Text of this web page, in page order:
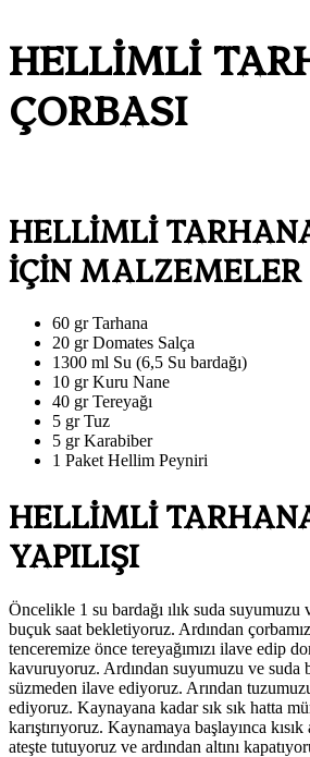
HELLİMLİ
ÇORBASI
HELLİMLİ
İÇİN MALZEMELER
60 gr Tarhana
20 gr Domates Salça
1300 ml Su (6,5 Su bardağı)
10 gr Kuru Nane
40 gr Tereyağı
5 gr Tuz
5 gr Karabiber
1 Paket Hellim Peyniri
HELLİMLİ
YAPILIŞI
Öncelikle 1 su bardağı ılık suda
buçuk saat bekletiyoruz. Ardından
tenceremize önce tereyağımızı ilave edip
kavuruyoruz. Ardından suyumuzu ve suda
süzmeden ilave ediyoruz. Arından
ediyoruz. Kaynayana kadar sık sık hatta
karıştırıyoruz. Kaynamaya başlayınca
ateşte tutuyoruz ve ardından altını